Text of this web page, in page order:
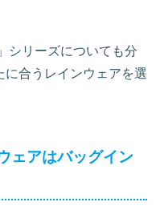
シリーズについても分
合うレインウェアを選
ェアはバッグイン